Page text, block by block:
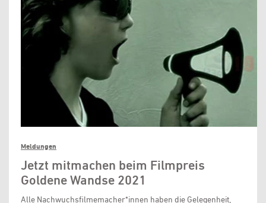
Meldungen
Jetzt mitmachen beim Filmpreis
Goldene Wandse 2021
Alle Nachwuchsfilmemacher*innen haben die Gelegenheit,